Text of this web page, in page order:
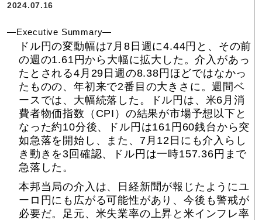
2024.07.16
―Executive Summary―
ドル円の変動幅は7月8日週に4.44円と、その前
の週の1.61円から大幅に拡大した。介入があっ
たとされる4月29日週の8.38円ほどではなかっ
たものの、年初来で2番目の大きさに。週間ベ
ースでは、大幅続落した。ドル円は、米6月消
費者物価指数（CPI）の結果が市場予想以下と
なった約10分後、ドル円は161円60銭台から突
如急落を開始し、また、7月12日にも介入らし
き動きを3回確認、ドル円は一時157.36円まで
急落した。
本邦当局の介入は、日経新聞が報じたようにユ
ーロ円にも広がる可能性があり、今後も警戒が
必要だ。足元、米失業率の上昇と米インフレ率